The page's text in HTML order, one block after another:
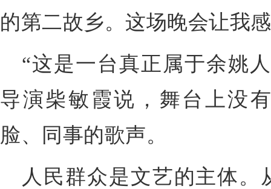
的第二故乡。这场晚会让我
“这是一台真正属于余姚
导演柴敏霞说，舞台上没
脸、同事的歌声。
人民群众是文艺的主体